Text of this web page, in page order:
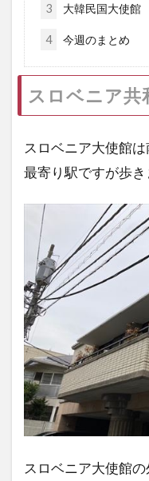
3 大韓民国大使館
4 今週のまとめ
スロベニア共
スロベニア大使館
最寄り駅ですが歩き
スロベニア大使館